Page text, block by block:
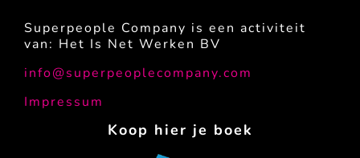
Superpeople Company is een activiteit
van: Het Is Net Werken BV
info@superpeoplecompany.com
Impressum
Koop hier je boek